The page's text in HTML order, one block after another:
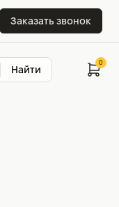
Заказать звонок
Найти